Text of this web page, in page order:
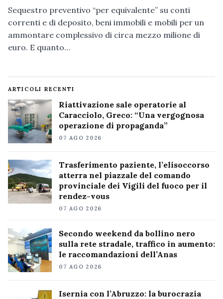
Sequestro preventivo “per equivalente” su conti
correnti e di deposito, beni immobili e mobili per un
ammontare complessivo di circa mezzo milione di
euro. E quanto…
ARTICOLI RECENTI
Riattivazione sale operatorie al
Caracciolo, Greco: “Una vergognosa
operazione di propaganda”
07 AGO 2026
Trasferimento paziente, l’elisoccorso
atterra nel piazzale del comando
provinciale dei Vigili del fuoco per il
rendez-vous
07 AGO 2026
Secondo weekend da bollino nero
sulla rete stradale, traffico in aumento:
le raccomandazioni dell’Anas
07 AGO 2026
Isernia con l’Abruzzo: la burocrazia